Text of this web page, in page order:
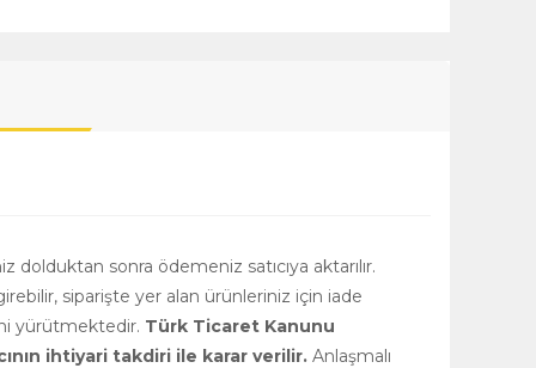
dolduktan sonra ödemeniz satıcıya aktarılır.
siparişte yer alan ürünleriniz için iade
yürütmektedir. Türk Ticaret Kanunu
ihtiyari takdiri ile karar verilir. Anlaşmalı